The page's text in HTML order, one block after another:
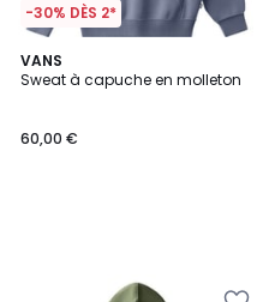
-30% DÈS 2*
VANS
Sweat à capuche en molleton
60,00 €